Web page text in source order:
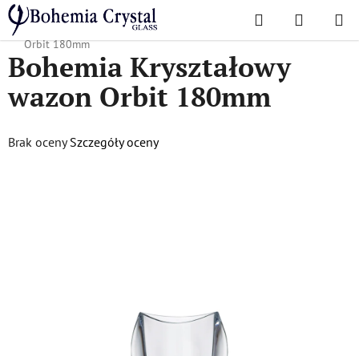
Przejść
do
treści
Szukaj KOSZYK
Home
/ Popularne kolekcje / Orbita
Bohemia Kryształowy wazon
Orbit 180mm
Bohemia Kryształowy
wazon Orbit 180mm
Średnia
Brak oceny Szczegóły oceny